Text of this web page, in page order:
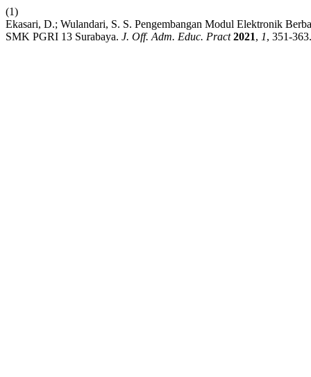
(1)
Ekasari, D.; Wulandari, S. S. Pengembangan Modul Elektronik
SMK PGRI 13 Surabaya. J. Off. Adm. Educ. Pract 2021, 1, 351-363.